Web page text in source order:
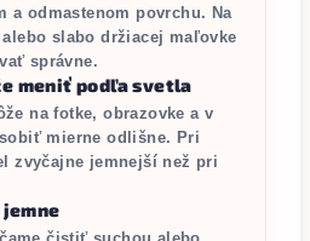
a odmastenom povrchu. Na
slabo držiacej maľovke
správne.
meniť podľa svetla
na fotke, obrazovke a v
mierne odlišne. Pri
zvyčajne jemnejší než pri